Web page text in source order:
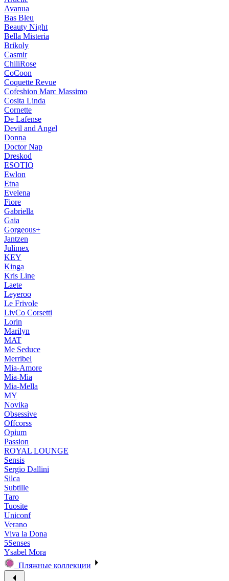
Avanua
Bas Bleu
Beauty Night
Bella Misteria
Brikoly
Casmir
ChiliRose
CoCoon
Coquette Revue
Cofeshion Marc Massimo
Cosita Linda
Cornette
De Lafense
Devil and Angel
Donna
Doctor Nap
Dreskod
ESOTIQ
Ewlon
Etna
Evelena
Fiore
Gabriella
Gaia
Gorgeous+
Jantzen
Julimex
KEY
Kinga
Kris Line
Laete
Leyeroo
Le Frivole
LivCo Corsetti
Lorin
Marilyn
MAT
Me Seduce
Merribel
Mia-Amore
Mia-Mia
Mia-Mella
MY
Novika
Obsessive
Offcorss
Opium
Passion
ROYAL LOUNGE
Sensis
Sergio Dallini
Silca
Subtille
Taro
Tuosite
Uniconf
Verano
Viva la Dona
5Senses
Ysabel Mora
Пляжные коллекции